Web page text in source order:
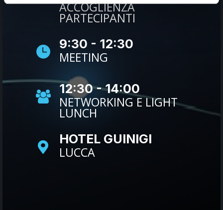
ACCOGLIENZA
PARTECIPANTI
9:30 - 12:30
MEETING
12:30 - 14:00
NETWORKING E LIGHT
LUNCH
HOTEL GUINIGI
LUCCA